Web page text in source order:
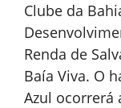
Clube da
Renda de
Baía Viva. O
Azul ocorrerá